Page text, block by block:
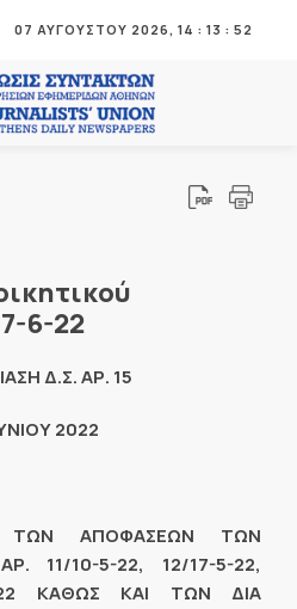
07 ΑΥΓΟΥΣΤΟΥ 2026, 14 : 13 : 52
6-22
Δ.Σ. ΑΡ. 15
2022
ΤΩΝ ΑΠΟΦΑΣΕΩΝ ΤΩΝ
11/10-5-22, 12/17-5-22,
22 ΚΑΘΩΣ ΚΑΙ ΤΩΝ ΔΙΑ